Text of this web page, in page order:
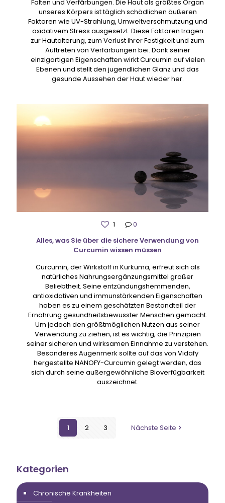
Falten und Verfärbungen. Die Haut als größtes Organ
unseres Körpers ist täglich schädlichen äußeren
Faktoren wie UV-Strahlung, Umweltverschmutzung und
oxidativem Stress ausgesetzt. Diese Faktoren tragen
zur Hautalterung, zum Verlust ihrer Festigkeit und zum
Auftreten von Verfärbungen bei. Dank seiner
einzigartigen Eigenschaften wirkt Curcumin auf vielen
Ebenen und stellt den jugendlichen Glanz und das
gesunde Aussehen der Haut wieder her.
1
0
Alles, was Sie über die sichere Verwendung von
Curcumin wissen müssen
Curcumin, der Wirkstoff in Kurkuma, erfreut sich als
natürliches Nahrungsergänzungsmittel großer
Beliebtheit. Seine entzündungshemmenden,
antioxidativen und immunstärkenden Eigenschaften
haben es zu einem geschätzten Bestandteil der
Ernährung gesundheitsbewusster Menschen gemacht.
Um jedoch den größtmöglichen Nutzen aus seiner
Verwendung zu ziehen, ist es wichtig, die Prinzipien
seiner sicheren und wirksamen Einnahme zu verstehen.
Besonderes Augenmerk sollte auf das von Vidafy
hergestellte NANOFY-Curcumin gelegt werden, das
sich durch seine außergewöhnliche Bioverfügbarkeit
auszeichnet.
1 2 3 Nächste Seite
Kategorien
Chronische Krankheiten